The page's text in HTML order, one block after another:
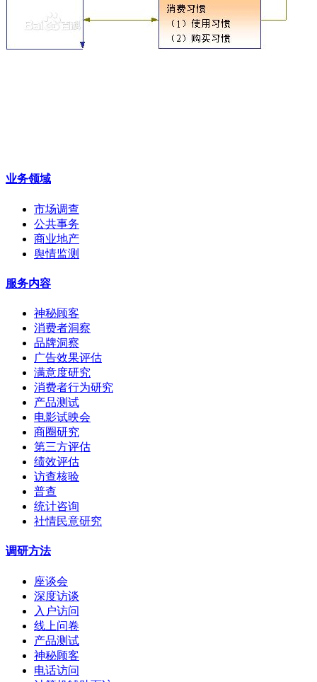
业务领域
市场调查
公共事务
商业地产
舆情监测
服务内容
神秘顾客
消费者洞察
品牌洞察
广告效果评估
满意度研究
消费者行为研究
产品测试
电影试映会
商圈研究
第三方评估
绩效评估
访查核验
普查
统计咨询
社情民意研究
调研方法
座谈会
深度访谈
入户访问
线上问卷
产品测试
神秘顾客
电话访问